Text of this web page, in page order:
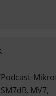
MV7,